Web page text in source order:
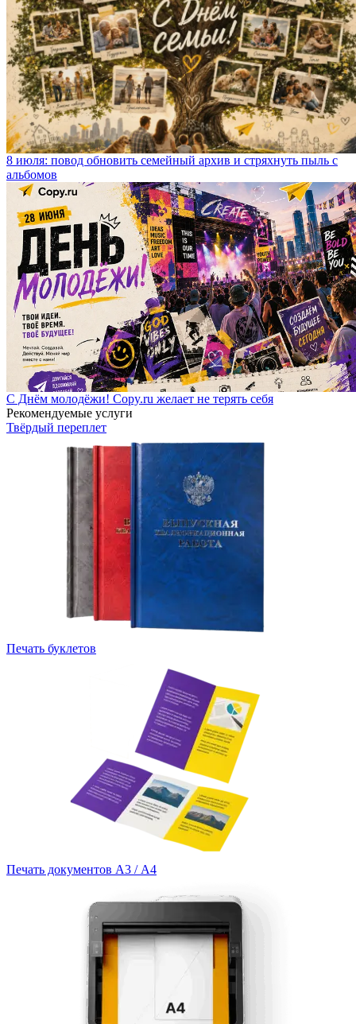
8 июля: повод обновить семейный архив и стряхнуть пыль с
альбомов
С Днём молодёжи! Copy.ru желает не терять себя
Рекомендуемые услуги
Твёрдый переплет
Печать буклетов
Печать документов А3 / А4